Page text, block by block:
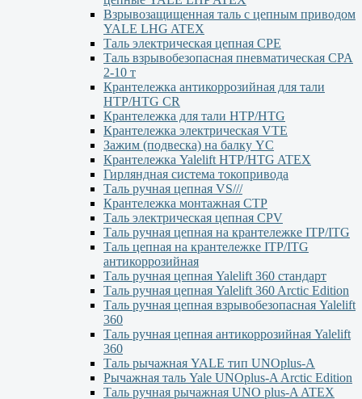
Взрывозащищенная таль с цепным приводом
YALE LHG ATEX
Таль электрическая цепная CPE
Таль взрывобезопасная пневматическая CPA
2-10 т
Крантележка антикоррозийная для тали
HTP/HTG CR
Крантележка для тали HTP/HTG
Крантележка электрическая VTE
Зажим (подвеска) на балку YC
Крантележка Yalelift НТР/НТG ATEX
Гирляндная система токопривода
Таль ручная цепная VS///
Крантележка монтажная СТР
Таль электрическая цепная CPV
Таль ручная цепная на крантележке ITP/ITG
Таль цепная на крантележке ITP/ITG
антикоррозийная
Таль ручная цепная Yalelift 360 стандарт
Таль ручная цепная Yalelift 360 Arctic Edition
Таль ручная цепная взрывобезопасная Yalelift
360
Таль ручная цепная антикоррозийная Yalelift
360
Таль рычажная YALE тип UNOplus-A
Рычажная таль Yale UNOplus-A Arctic Edition
Таль ручная рычажная UNO plus-A ATEX